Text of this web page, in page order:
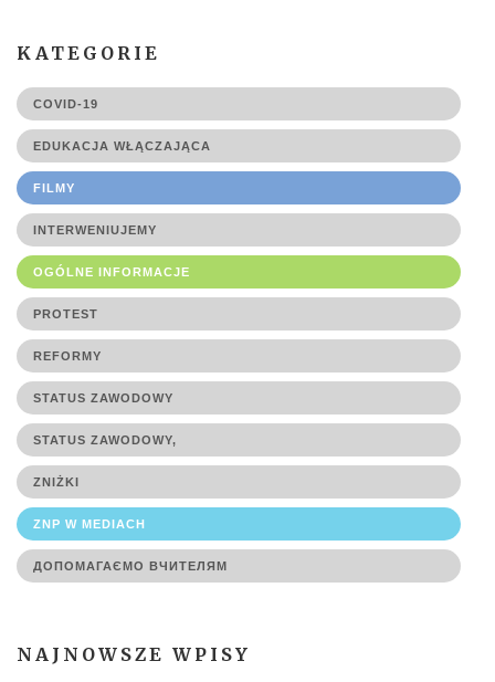
KATEGORIE
COVID-19
EDUKACJA WŁĄCZAJĄCA
FILMY
INTERWENIUJEMY
OGÓLNE INFORMACJE
PROTEST
REFORMY
STATUS ZAWODOWY
STATUS ZAWODOWY,
ZNIŻKI
ZNP W MEDIACH
ДОПОМАГАЄМО ВЧИТЕЛЯМ
NAJNOWSZE WPISY